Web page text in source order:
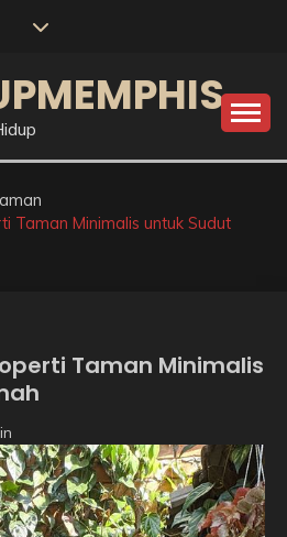
Taman Minimalis untuk Sudut
Taman Minimalis